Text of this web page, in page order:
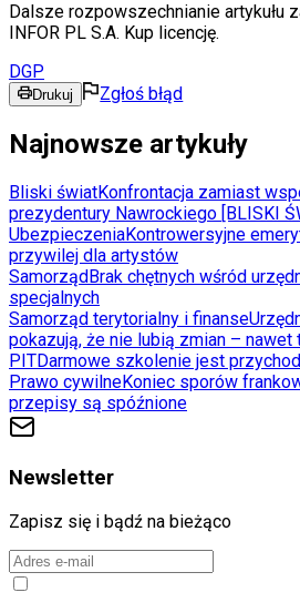
Dalsze rozpowszechnianie artykułu
INFOR PL S.A. Kup licencję.
DGP
Drukuj Zgłoś błąd
Najnowsze artykuły
Bliski światKonfrontacja zamiast
prezydentury Nawrockiego [BLISKI
UbezpieczeniaKontrowersyjne
przywilej dla artystów
Samorząd Brak chętnych wśród
specjalnych
Samorząd terytorialny i finanse
pokazują, że nie lubią zmian –
PITDarmowe szkolenie jest
Prawo cywilneKoniec sporów
przepisy są spóźnione
Newsletter
Zapisz się i bądź na bieżąco